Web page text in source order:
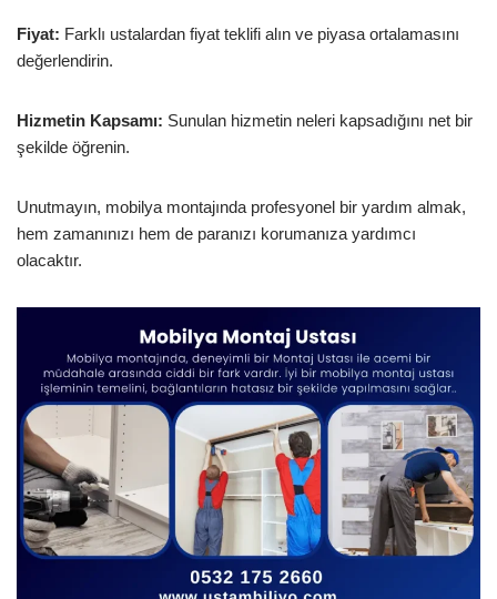
Fiyat: Farklı ustalardan fiyat teklifi alın ve piyasa ortalamasını
değerlendirin.
Hizmetin Kapsamı: Sunulan hizmetin neleri kapsadığını net bir
şekilde öğrenin.
Unutmayın, mobilya montajında profesyonel bir yardım almak,
hem zamanınızı hem de paranızı korumanıza yardımcı
olacaktır.